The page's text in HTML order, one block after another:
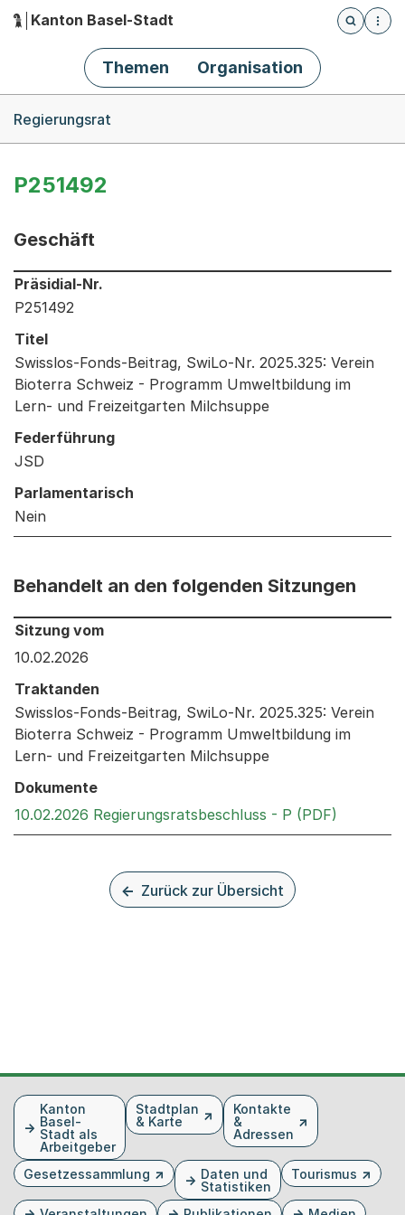
Hauptnavigation
Kanton Basel-Stadt
Öffnet
Themen Organisation
Regierungsrat
P251492
Geschäft
Informationen zum Ausgewählten Geschäft
Präsidial-Nr.
P251492
Titel
Swisslos-Fonds-Beitrag, SwiLo-Nr. 2025.325: Verein
Bioterra Schweiz - Programm Umweltbildung im
Lern- und Freizeitgarten Milchsuppe
Federführung
JSD
Parlamentarisch
Nein
Behandelt an den folgenden Sitzungen
Behandelt an den folgenden Sitzungen: Informationen
Sitzung vom
10.02.2026
Traktanden
Swisslos-Fonds-Beitrag, SwiLo-Nr. 2025.325: Verein
Bioterra Schweiz - Programm Umweltbildung im
Lern- und Freizeitgarten Milchsuppe
Dokumente
10.02.2026 Regierungsratsbeschluss - P (PDF)
Zurück zur Übersicht
FusszeileKanton
Basel-
Stadt als
Arbeitgeber
Stadtplan
& Karte
Kontakte
&
Adressen
Gesetzessammlung
Daten und
Statistiken
Tourismus